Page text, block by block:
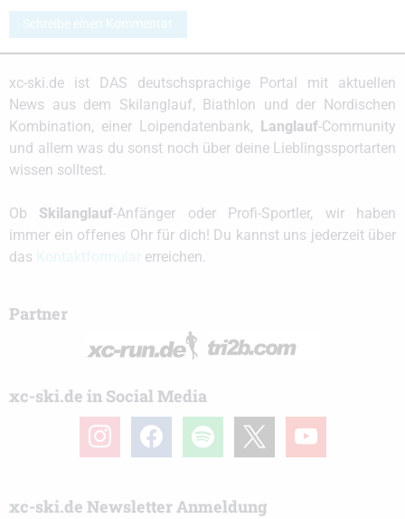
Schreibe einen Kommentar
xc-ski.de ist DAS deutschsprachige Portal mit aktuellen
News aus dem Skilanglauf, Biathlon und der Nordischen
Kombination, einer Loipendatenbank,
Langlauf-Community
und allem was du sonst noch über deine Lieblingssportarten
wissen solltest.
Ob Skilanglauf-Anfänger oder Profi-Sportler, wir haben
immer ein offenes Ohr für dich! Du kannst uns jederzeit über
das
erreichen.
Partner
xc-ski.de in Social Media
instagramfacebook spotify youtube
xc-ski.de Newsletter Anmeldung